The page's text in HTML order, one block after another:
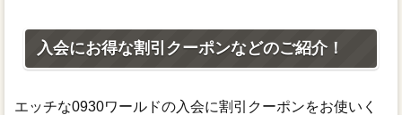
入会にお得な割引クーポンなどのご紹介！
エッチな0930ワールドの入会に割引クーポンをお使いく